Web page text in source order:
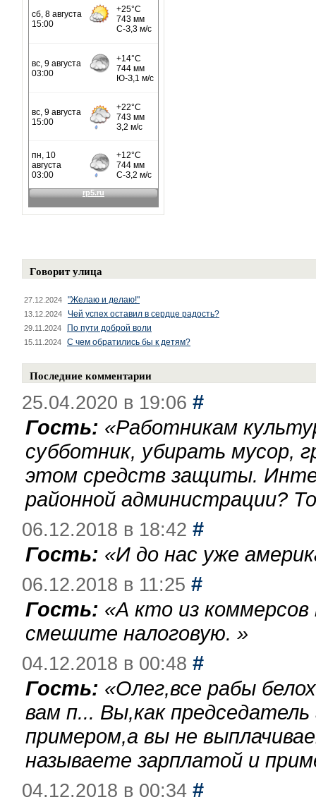
Говорит улица
27.12.2024 "Желаю и делаю!"
13.12.2024 Чей успех оставил в сердце радость?
29.11.2024 По пути доброй воли
15.11.2024 С чем обратились бы к детям?
Последние комментарии
25.04.2020 в 19:06 #
Гость: «Работникам
субботник, убирать мусор,
этом средств защиты.
районной администрации?
06.12.2018 в 18:42 #
Гость: «И до нас уже
06.12.2018 в 11:25 #
Гость: «А кто из
смешите налоговую. »
04.12.2018 в 00:48 #
Гость: «Олег,все рабы
вам п... Вы,как
примером,а вы не
называете зарплатой и
04.12.2018 в 00:34 #